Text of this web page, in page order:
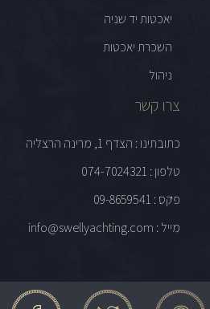
יאכטות יד שניה
השכרת יאכטות
ניהול
צרו קשר
כתובתינו : הצדף 1, מרינה הרצליה
טלפון : 074-7024321
פקס : 09-8659541
מייל : info@swellyachting.com